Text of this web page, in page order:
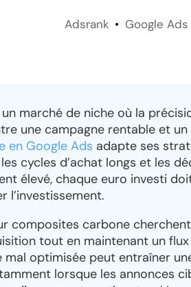
Adsrank Google Ads
marché de niche où la
une campagne rentable et un
en Google Ads adapte ses
cycles d’achat longs et les
élevé, chaque euro investi
l’investissement.
composites carbone
tout en maintenant un flux
optimisée peut entraîner
lorsque les annonces